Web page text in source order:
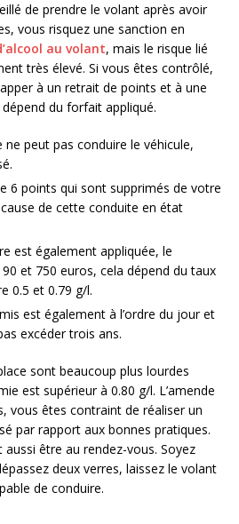
de prendre le volant après avoir
vous risquez une sanction en
au volant, mais le risque lié
très élevé. Si vous êtes contrôlé,
à un retrait de points et à une
du forfait appliqué.
ne peut pas conduire le véhicule,
6 points qui sont supprimés de votre
de cette conduite en état
est également appliquée, le
et 750 euros, cela dépend du taux
0.5 et 0.79 g/l.
est également à l’ordre du jour et
excéder trois ans.
sont beaucoup plus lourdes
est supérieur à 0.80 g/l. L’amende
vous êtes contraint de réaliser un
par rapport aux bonnes pratiques.
être au rendez-vous. Soyez
deux verres, laissez le volant
de conduire.